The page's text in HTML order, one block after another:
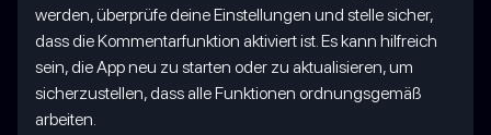
werden, überprüfe deine Einstellungen und stelle sicher,
dass die Kommentarfunktion aktiviert ist. Es kann hilfreich
sein, die App neu zu starten oder zu aktualisieren, um
sicherzustellen, dass alle Funktionen ordnungsgemäß
arbeiten.